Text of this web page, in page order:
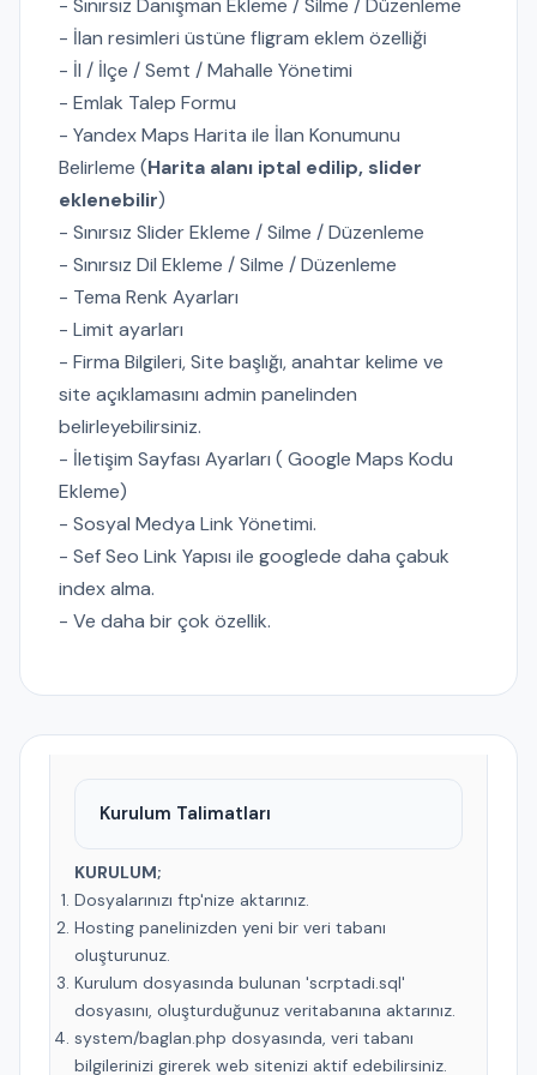
- Sınırsız Danışman Ekleme / Silme / Düzenleme
- İlan resimleri üstüne fligram eklem özelliği
- İl / İlçe / Semt / Mahalle Yönetimi
- Emlak Talep Formu
- Yandex Maps Harita ile İlan Konumunu
Belirleme (Harita alanı iptal edilip, slider
eklenebilir)
- Sınırsız Slider Ekleme / Silme / Düzenleme
- Sınırsız Dil Ekleme / Silme / Düzenleme
- Tema Renk Ayarları
- Limit ayarları
- Firma Bilgileri, Site başlığı, anahtar kelime ve
site açıklamasını admin panelinden
belirleyebilirsiniz.
- İletişim Sayfası Ayarları ( Google Maps Kodu
Ekleme)
- Sosyal Medya Link Yönetimi.
- Sef Seo Link Yapısı ile googlede daha çabuk
index alma.
- Ve daha bir çok özellik.
Kurulum Talimatları
KURULUM;
Dosyalarınızı ftp'nize aktarınız.
Hosting panelinizden yeni bir veri tabanı
oluşturunuz.
Kurulum dosyasında bulunan 'scrptadi.sql'
dosyasını, oluşturduğunuz veritabanına aktarınız.
system/baglan.php dosyasında, veri tabanı
bilgilerinizi girerek web sitenizi aktif edebilirsiniz.